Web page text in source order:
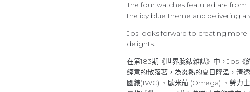
The four watches featured are from
the icy blue theme and delivering a
Jos looks forward to creating more
delights.
在第183期《世界腕錶雜誌》中，Jos《
經意的散落著，為炎熱的夏日降温，清
國錶(IWC) 、歐米茄 (Omega) 、勞力